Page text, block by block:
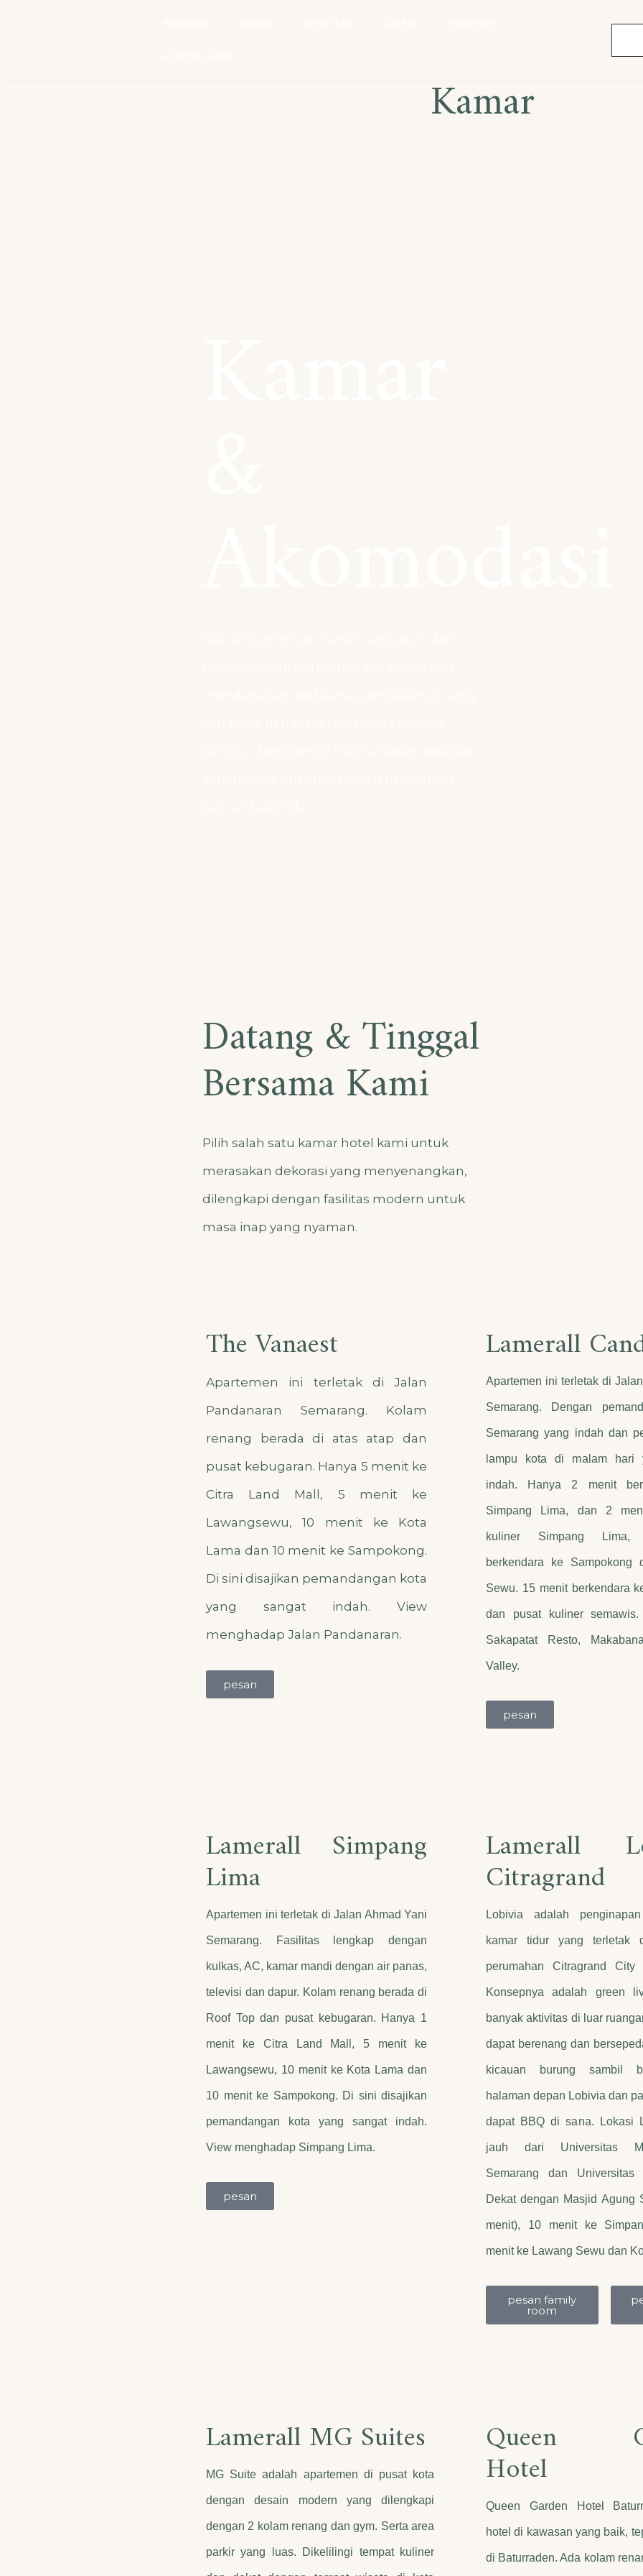
Kamar
Datang & Tinggal
Bersama Kami
Pilih salah satu kamar hotel kami untuk
merasakan dekorasi yang menyenangkan,
dilengkapi dengan fasilitas modern untuk
masa inap yang nyaman.
The Vanaest
Apartemen ini terletak di Jalan
Pandanaran Semarang. Kolam
renang berada di atas atap dan
pusat kebugaran. Hanya 5 menit ke
Citra Land Mall, 5 menit ke
Lawangsewu, 10 menit ke Kota
Lama dan 10 menit ke Sampokong.
Di sini disajikan pemandangan kota
yang sangat indah. View
menghadap Jalan Pandanaran.
pesan
Lamerall
Apartemen ini terletak di
Semarang. Dengan
Semarang yang indah dan
lampu kota di malam hari
indah. Hanya 2 menit
Simpang Lima, dan 2
kuliner Simpang
berkendara ke Sampokong
Sewu. 15 menit berkendara
dan pusat kuliner
Sakapatat Resto,
Valley.
pesan
Lamerall Simpang
Lima
Apartemen ini terletak di Jalan Ahmad Yani
Semarang. Fasilitas lengkap dengan
kulkas, AC, kamar mandi dengan air panas,
televisi dan dapur. Kolam renang berada di
Roof Top dan pusat kebugaran. Hanya 1
menit ke Citra Land Mall, 5 menit ke
Lawangsewu, 10 menit ke Kota Lama dan
10 menit ke Sampokong. Di sini disajikan
pemandangan kota yang sangat indah.
View menghadap Simpang Lima.
pesan
Lamerall
Citragrand
Lobivia adalah
kamar tidur yang terletak
perumahan Citragrand City
Konsepnya adalah green
banyak aktivitas di luar
dapat berenang dan
kicauan burung sambil
halaman depan Lobivia dan
dapat BBQ di sana. Lokasi
jauh dari Universitas
Semarang dan Universitas
Dekat dengan Masjid Agung
menit), 10 menit ke
menit ke Lawang Sewu dan
pesan family
room
Lamerall MG Suites
MG Suite adalah apartemen di pusat kota
dengan desain modern yang dilengkapi
dengan 2 kolam renang dan gym. Serta area
parkir yang luas. Dikelilingi tempat kuliner
Queen
Hotel
Queen Garden Hotel
hotel di kawasan yang baik,
di Baturraden. Ada kolam